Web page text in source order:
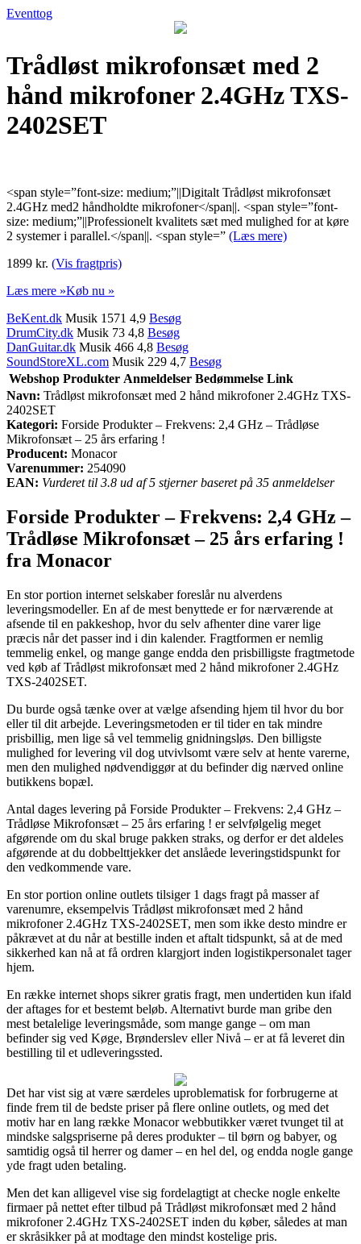
Eventtog
Trådløst mikrofonsæt med 2
hånd mikrofoner 2.4GHz TXS-
2402SET
<span style=”font-size: medium;”||Digitalt Trådløst mikrofonsæt
2.4GHz med2 håndholdte mikrofoner</span||. <span style=”font-
size: medium;”||Professionelt kvalitets sæt med mulighed for at køre
2 systemer i parallel.</span||. <span style=” (Læs mere)
1899 kr. (Vis fragtpris)
Læs mere »Køb nu »
BeKent.dk Musik 1571 4,9 Besøg
DrumCity.dk Musik 73 4,8 Besøg
DanGuitar.dk Musik 466 4,8 Besøg
SoundStoreXL.com Musik 229 4,7 Besøg
Webshop Produkter Anmeldelser Bedømmelse Link
Navn: Trådløst mikrofonsæt med 2 hånd mikrofoner 2.4GHz TXS-
2402SET
Kategori: Forside Produkter – Frekvens: 2,4 GHz – Trådløse
Mikrofonsæt – 25 års erfaring !
Producent: Monacor
Varenummer: 254090
EAN: Vurderet til 3.8 ud af 5 stjerner baseret på 35 anmeldelser
Forside Produkter – Frekvens: 2,4 GHz –
Trådløse Mikrofonsæt – 25 års erfaring !
fra Monacor
En stor portion internet selskaber foreslår nu alverdens
leveringsmodeller. En af de mest benyttede er for nærværende at
afsende til en pakkeshop, hvor du selv afhenter dine varer lige
præcis når det passer ind i din kalender. Fragtformen er nemlig
temmelig enkel, og mange gange endda den prisbilligste fragtmetode
ved køb af Trådløst mikrofonsæt med 2 hånd mikrofoner 2.4GHz
TXS-2402SET.
Du burde også tænke over at vælge afsending hjem til hvor du bor
eller til dit arbejde. Leveringsmetoden er til tider en tak mindre
prisbillig, men lige så vel temmelig gnidningsløs. Den billigste
mulighed for levering vil dog utvivlsomt være selv at hente varerne,
men den mulighed nødvendiggør at du befinder dig nærved online
butikkens bopæl.
Antal dages levering på Forside Produkter – Frekvens: 2,4 GHz –
Trådløse Mikrofonsæt – 25 års erfaring ! er selvfølgelig meget
afgørende om du skal bruge pakken straks, og derfor er det aldeles
afgørende at du dobbelttjekker det anslåede leveringstidspunkt for
den vedkommende vare.
En stor portion online outlets tilsiger 1 dags fragt på masser af
varenumre, eksempelvis Trådløst mikrofonsæt med 2 hånd
mikrofoner 2.4GHz TXS-2402SET, men som ikke desto mindre er
påkrævet at du når at bestille inden et aftalt tidspunkt, så at de med
sikkerhed kan nå at få ordren klargjort inden logistikpersonalet tager
hjem.
En række internet shops sikrer gratis fragt, men undertiden kun ifald
der aftages for et bestemt beløb. Alternativt burde man gribe den
mest betalelige leveringsmåde, som mange gange – om man
befinder sig ved Køge, Brønderslev eller Nivå – er at få leveret din
bestilling til et udleveringssted.
Det har vist sig at være særdeles uproblematisk for forbrugerne at
finde frem til de bedste priser på flere online outlets, og med det
motiv har en lang række Monacor webbutikker været tvunget til at
mindske salgspriserne på deres produkter – til børn og babyer, og
samtidig også til herrer og damer – en hel del, og endda nogle gange
yde fragt uden betaling.
Men det kan alligevel vise sig fordelagtigt at checke nogle enkelte
firmaer på nettet efter tilbud på Trådløst mikrofonsæt med 2 hånd
mikrofoner 2.4GHz TXS-2402SET inden du køber, således at man
er skråsikker på at modtage den mindst kostelige pris.